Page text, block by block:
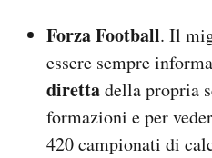
Forza Football. Il
essere sempre
direttadella propria
formazioni e per
420 campionati di